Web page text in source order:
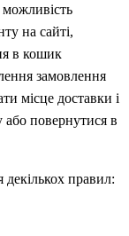
на сайті,
в кошик
замовлення
місце доставки і
повернутися в
правил: